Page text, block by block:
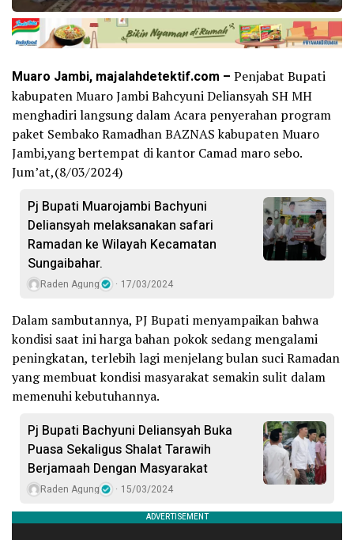
Muaro Jambi, majalahdetektif.com – Penjabat Bupati
kabupaten Muaro Jambi Bahcyuni Deliansyah SH MH
menghadiri langsung dalam Acara penyerahan program
paket Sembako Ramadhan BAZNAS kabupaten Muaro
Jambi,yang bertempat di kantor Camad maro sebo.
Jum’at,(8/03/2024)
Pj Bupati Muarojambi Bachyuni
Deliansyah melaksanakan safari
Ramadan ke Wilayah Kecamatan
Sungaibahar.
Raden Agung 17/03/2024
Dalam sambutannya, PJ Bupati menyampaikan bahwa
kondisi saat ini harga bahan pokok sedang mengalami
peningkatan, terlebih lagi menjelang bulan suci Ramadan
yang membuat kondisi masyarakat semakin sulit dalam
memenuhi kebutuhannya.
Pj Bupati Bachyuni Deliansyah Buka
Puasa Sekaligus Shalat Tarawih
Berjamaah Dengan Masyarakat
Raden Agung 15/03/2024